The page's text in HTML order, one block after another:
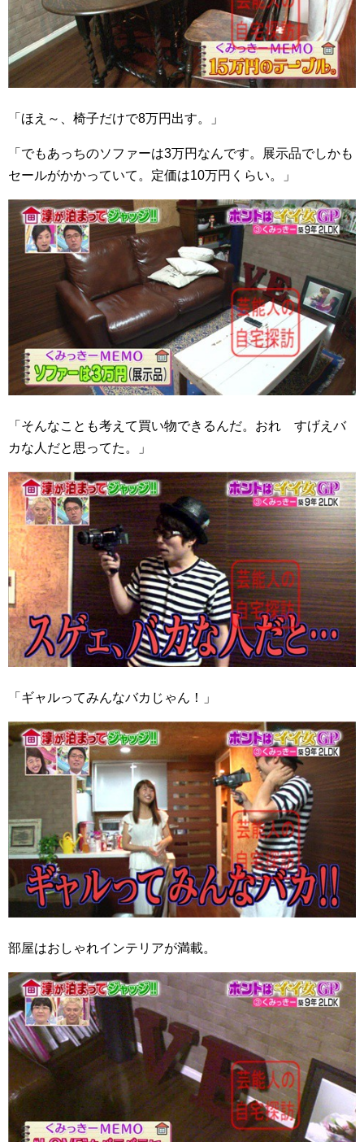
「ほえ～、椅子だけで8万円出す。」
「でもあっちのソファーは3万円なんです。展示品でしかも
セールがかかっていて。定価は10万円くらい。」
「そんなことも考えて買い物できるんだ。おれ すげえバ
カな人だと思ってた。」
「ギャルってみんなバカじゃん！」
部屋はおしゃれインテリアが満載。